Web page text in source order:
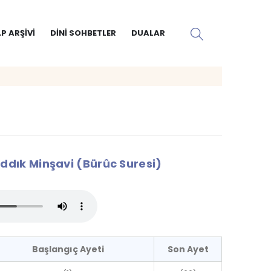
ARŞIVI DINI SOHBETLER DUALAR
Minşavi (Bürûc Suresi)
Başlangıç Ayeti Son Ayet